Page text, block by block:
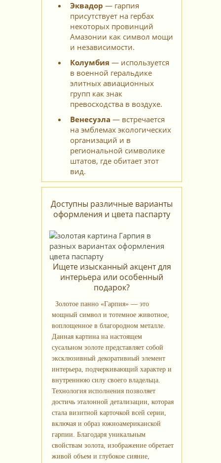
Эквадор — гарпия
присутствует на гербах
некоторых провинций
Амазонии как символ мощи
и независимости.
Колумбия — используется
в военной геральдике
элитных авиационных
групп как знак
превосходства в воздухе.
Венесуэла — встречается
на эмблемах экологических
организаций и в
региональной символике
штатов, где обитает этот
вид.
Доступны различные варианты
оформления и цвета паспарту
Ищете изысканный акцент для
интерьера или особенный
подарок?
Золотое панно «Гарпия» — это
мощный символ и тотемное животное,
воплощенное в благородном металле.
Данная картина на настоящем
сусальном золоте представляет собой
эксклюзивный декоративный элемент
интерьера, подчеркивающий характер и
внутреннюю силу своего владельца.
Технология исполнения позволяет
достичь эталонной детализации, которая
стала визитной карточкой всей серии,
включая и образ южноамериканской
гарпии. Благодаря уникальным
свойствам золота, изображение обретает
живой объем и глубокое сияние,